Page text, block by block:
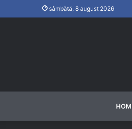
sâmbătă, 8 august 2026